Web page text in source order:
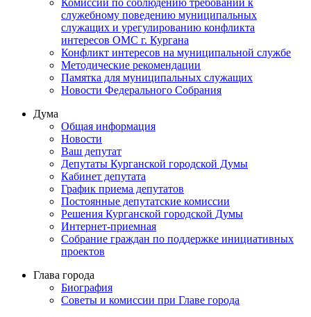
Комиссии по соблюдению требований к
служебному поведению муниципальных
служащих и урегулированию конфликта
интересов ОМС г. Кургана
Конфликт интересов на муниципальной службе
Методические рекомендации
Памятка для муниципальных служащих
Новости Федерального Cобрания
Дума
Общая информация
Новости
Ваш депутат
Депутаты Курганской городской Думы
Кабинет депутата
График приема депутатов
Постоянные депутатские комиссии
Решения Курганской городской Думы
Интернет-приемная
Собрание граждан по поддержке инициативных
проектов
Глава города
Биография
Советы и комиссии при Главе города